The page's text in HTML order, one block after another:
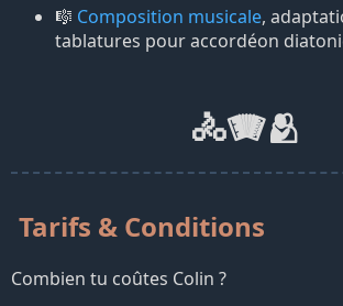
🎼 Composition musicale,
tablatures pour accordéon
🚴🪗🫂
Tarifs & Conditions
Combien tu coûtes Colin ?